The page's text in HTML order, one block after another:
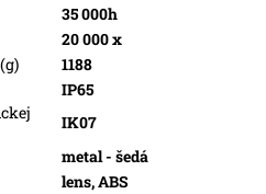
35 000h
20 000 x
1188
IP65
IK07
metal - šedá
lens, ABS